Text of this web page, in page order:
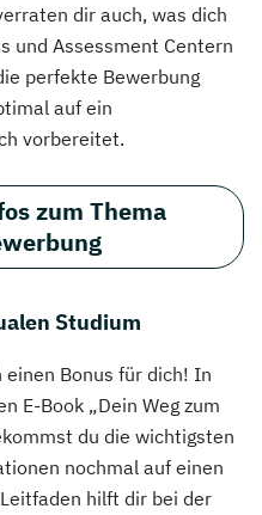
dir auch, was dich
und Assessment Centern
perfekte Bewerbung
auf ein
vorbereitet.
zum Thema
Studium
einen Bonus für dich! In
E-Book „Dein Weg zum
du die wichtigsten
nochmal auf einen
hilft dir bei der